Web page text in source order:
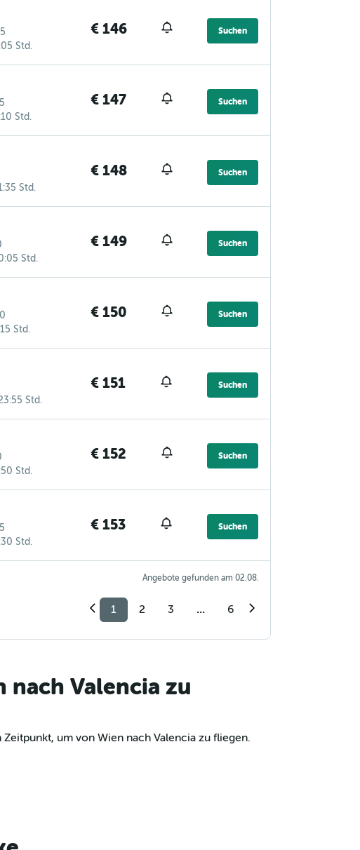
Std.
€ 146 Suchen
Std.
€ 147 Suchen
Std.
€ 148 Suchen
Std.
€ 149 Suchen
Std.
€ 150 Suchen
Std.
€ 151 Suchen
Std.
€ 152 Suchen
Std.
€ 153 Suchen
Angebote gefunden am 02.08.
1 2 3 ... 6
nach Valencia zu
um von Wien nach Valencia zu fliegen.